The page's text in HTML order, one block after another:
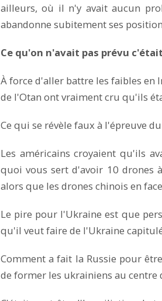
ailleurs, où il n'y avait aucun
abandonne subitement ses
Ce qu'on n'avait pas prévu
À force d'aller battre les faibles en
de l'Otan ont vraiment cru qu'ils
Ce qui se révèle faux à l'épreuve
Les américains croyaient qu'ils
quoi vous sert d'avoir 10 drones
alors que les drones chinois en
Le pire pour l'Ukraine est que
qu'il veut faire de l'Ukraine
Comment a fait la Russie pour
de former les ukrainiens au centre